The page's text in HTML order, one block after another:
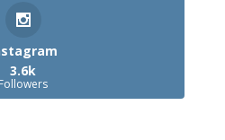
3.6k
Followers